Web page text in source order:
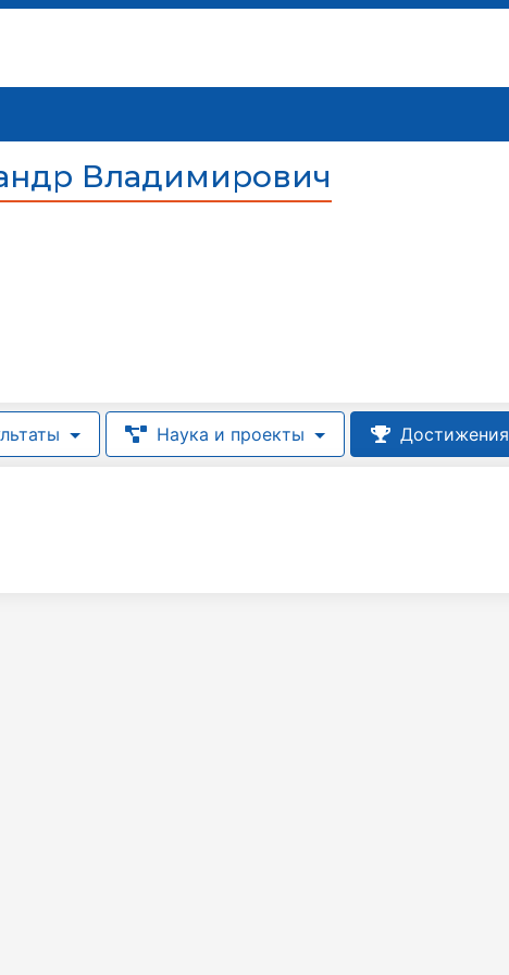
Владимирович
Наука и проекты Достижения